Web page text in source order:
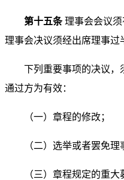
第十五条理事会会议须
理事会决议须经出席理事过
下列重要事项的决议，
通过方为有效：
（一）章程的修改；
（二）选举或者罢免理
（三）章程规定的重大